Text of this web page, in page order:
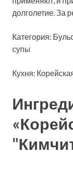
долголетие. За
Категория:
супы
Кухня: